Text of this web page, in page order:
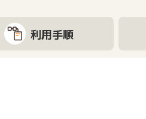
利用手順